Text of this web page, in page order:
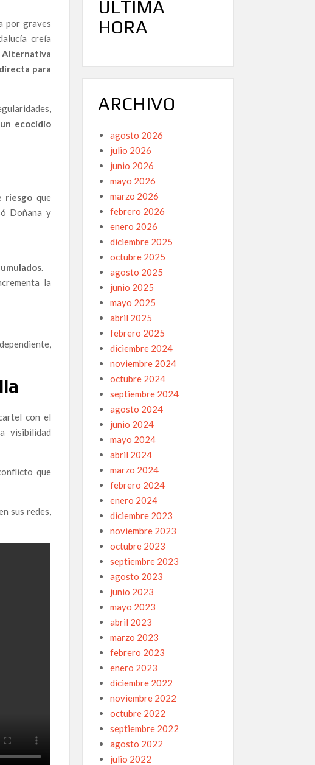
por graves
creía
Alternativa
para
un ecocidio
riesgo que
Doñana y
la
con el
visibilidad
que
sus redes,
ÚLTIMA
HORA
ARCHIVO
agosto 2026
julio 2026
junio 2026
mayo 2026
marzo 2026
febrero 2026
enero 2026
diciembre 2025
octubre 2025
agosto 2025
junio 2025
mayo 2025
abril 2025
febrero 2025
diciembre 2024
noviembre 2024
octubre 2024
septiembre 2024
agosto 2024
junio 2024
mayo 2024
abril 2024
marzo 2024
febrero 2024
enero 2024
diciembre 2023
noviembre 2023
octubre 2023
septiembre 2023
agosto 2023
junio 2023
mayo 2023
abril 2023
marzo 2023
febrero 2023
enero 2023
diciembre 2022
noviembre 2022
octubre 2022
septiembre 2022
agosto 2022
julio 2022